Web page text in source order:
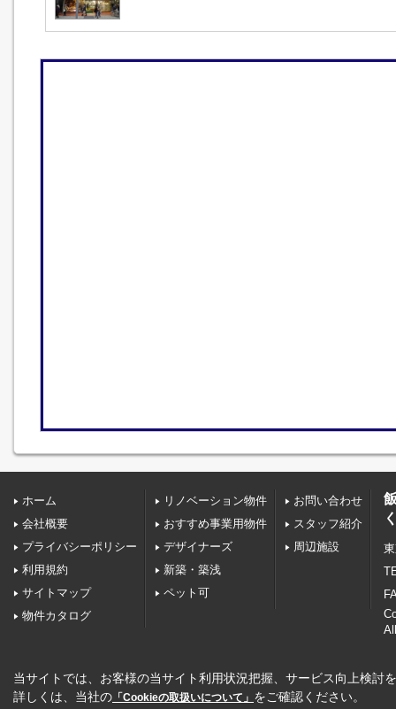
ホーム
会社概要
プライバシーポリシー
利用規約
サイトマップ
物件カタログ
リノベーション物件
おすすめ事業用物件
デザイナーズ
新築・築浅
ペット可
お問い合わせ
スタッフ紹介
周辺施設
当サイトでは、お客様の当サイト利用状況把握、サービス向上検討
詳しくは、当社の 「Cookieの取扱いについて」 をご確認ください。